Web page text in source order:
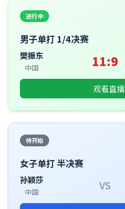
进行中
男子单打 1/4决赛
樊振东
中国 11:9
观看直播
待开始
女子单打 半决赛
孙颖莎
中国 VS